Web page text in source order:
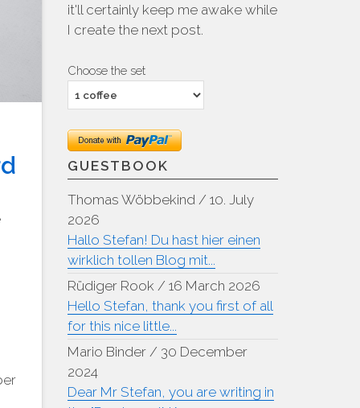
it'll certainly keep me awake while
I create the next post.
Choose the set
GUESTBOOK
Thomas Wöbbekind / 10. July
2026
Hallo Stefan! Du hast hier einen
wirklich tollen Blog mit...
Rüdiger Rook / 16 March 2026
Hello Stefan, thank you first of all
for this nice little...
Mario Binder/ 30 December
2024
Dear Mr Stefan, you are writing in